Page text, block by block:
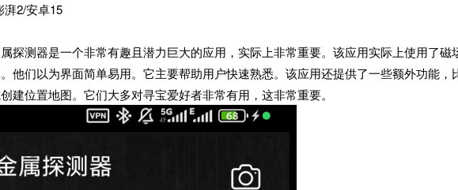
湃2/安卓15
探测器是一个非常有趣且潜力巨大的应用，实际上非常重要。该应用实际上使用了磁
他们以为界面简单易用。它主要帮助用户快速熟悉。该应用还提供了一些额外功能，
建位置地图。它们大多对寻宝爱好者非常有用，这非常重要。